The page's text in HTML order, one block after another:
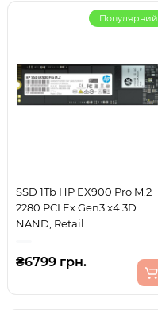
Популярний
SSD 1Tb HP EX900 Pro M.2
2280 PCI Ex Gen3 x4 3D
NAND, Retail
₴6799 грн.